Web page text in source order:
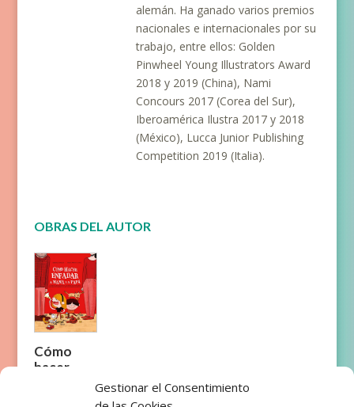
Gestionar el Consentimiento
alemán. Ha ganado varios premios
nacionales e internacionales por su
trabajo, entre ellos: Golden
Pinwheel Young Illustrators Award
2018 y 2019 (China), Nami
Concours 2017 (Corea del Sur),
Iberoamérica Ilustra 2017 y 2018
(México), Lucca Junior Publishing
Competition 2019 (Italia).
OBRAS DEL AUTOR
Cómo
hacer